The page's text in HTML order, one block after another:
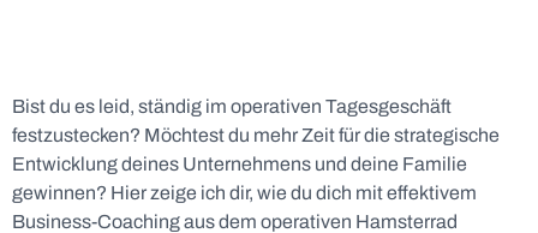
Bist du es leid, ständig im operativen Tagesgeschäft
festzustecken? Möchtest du mehr Zeit für die strategische
Entwicklung deines Unternehmens und deine Familie
gewinnen? Hier zeige ich dir, wie du dich mit effektivem
Business-Coaching aus dem operativen Hamsterrad